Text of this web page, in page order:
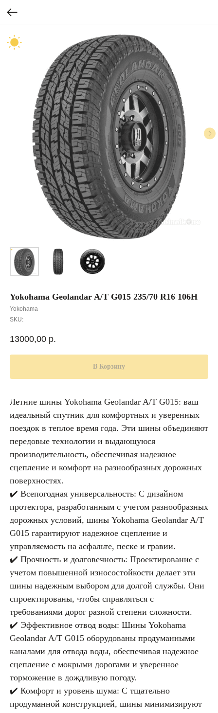
Yokohama Geolandar A/T G015 235/70 R16 106H
Yokohama
SKU:
13000,00 р.
В Корзину
Летние шины Yokohama Geolandar A/T G015: ваш
идеальный спутник для комфортных и уверенных
поездок в теплое время года. Эти шины объединяют
передовые технологии и выдающуюся
производительность, обеспечивая надежное
сцепление и комфорт на разнообразных дорожных
поверхностях.
✔️ Всепогодная универсальность: С дизайном
протектора, разработанным с учетом разнообразных
дорожных условий, шины Yokohama Geolandar A/T
G015 гарантируют надежное сцепление и
управляемость на асфальте, песке и гравии.
✔️ Прочность и долговечность: Проектирование с
учетом повышенной износостойкости делает эти
шины надежным выбором для долгой службы. Они
спроектированы, чтобы справляться с
требованиями дорог разной степени сложности.
✔️ Эффективное отвод воды: Шины Yokohama
Geolandar A/T G015 оборудованы продуманными
каналами для отвода воды, обеспечивая надежное
сцепление с мокрыми дорогами и уверенное
торможение в дождливую погоду.
✔️ Комфорт и уровень шума: С тщательно
продуманной конструкцией, шины минимизируют